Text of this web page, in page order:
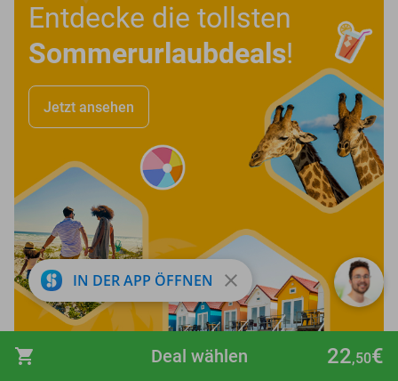
shopping_cart 22,50€
Deal wählen
Entdecke die tollsten
Sommerurlaubdeals!
Jetzt ansehen
favorite_border
IN DER APP ÖFFNEN close